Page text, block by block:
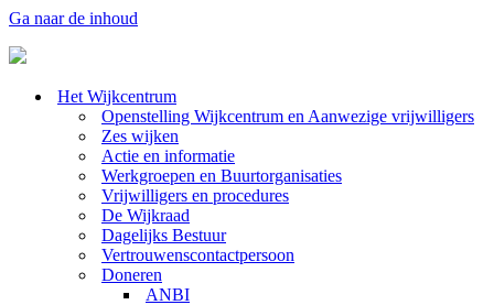
Ga naar de inhoud
Het Wijkcentrum
Openstelling Wijkcentrum en Aanwezige vrijwilligers
Zes wijken
Actie en informatie
Werkgroepen en Buurtorganisaties
Vrijwilligers en procedures
De Wijkraad
Dagelijks Bestuur
Vertrouwenscontactpersoon
Doneren
ANBI